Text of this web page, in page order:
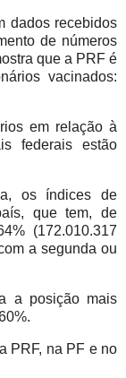
dados recebidos
de números
que a PRF é
vacinados:
em relação à
federais estão
os índices de
que tem, de
(172.010.317
a segunda ou
a posição mais
PRF, na PF e no